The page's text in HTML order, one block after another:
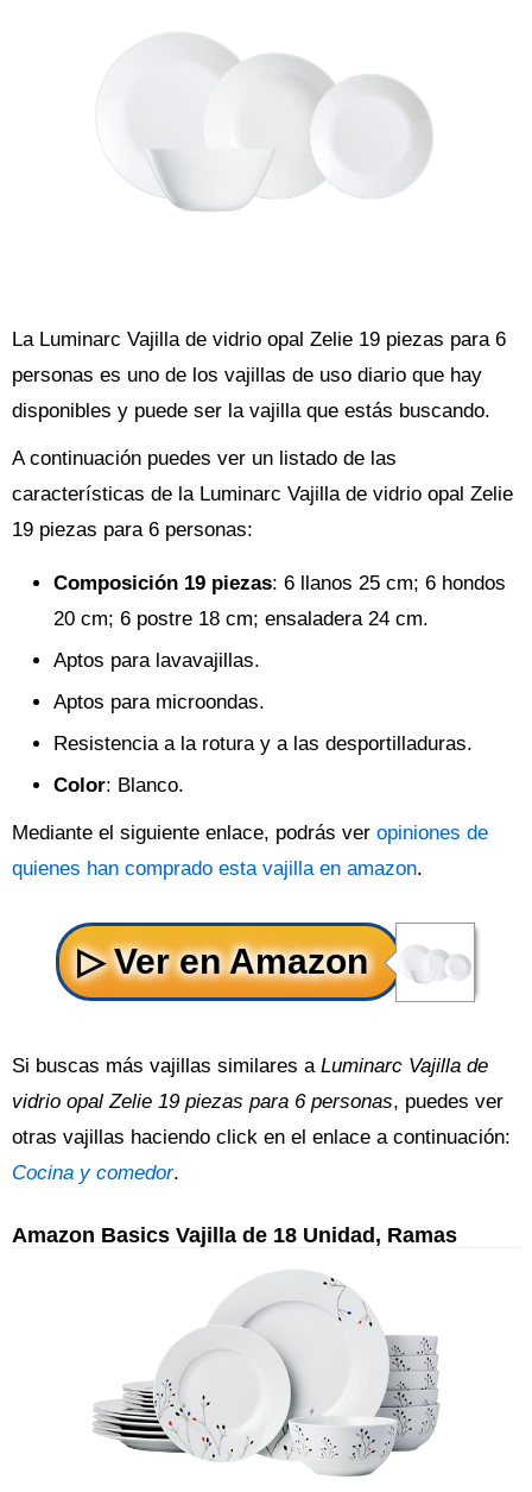
La Luminarc Vajilla de vidrio opal Zelie 19 piezas para 6
personas es uno de los vajillas de uso diario que hay
disponibles y puede ser la vajilla que estás buscando.
A continuación puedes ver un listado de las
características de la Luminarc Vajilla de vidrio opal Zelie
19 piezas para 6 personas:
Composición 19 piezas: 6 llanos 25 cm; 6 hondos
20 cm; 6 postre 18 cm; ensaladera 24 cm.
Aptos para lavavajillas.
Aptos para microondas.
Resistencia a la rotura y a las desportilladuras.
Color: Blanco.
Mediante el siguiente enlace, podrás ver opiniones de
quienes han comprado esta vajilla en amazon.
Si buscas más vajillas similares a Luminarc Vajilla de
vidrio opal Zelie 19 piezas para 6 personas, puedes ver
otras vajillas haciendo click en el enlace a continuación:
Cocina y comedor.
Amazon Basics Vajilla de 18 Unidad, Ramas